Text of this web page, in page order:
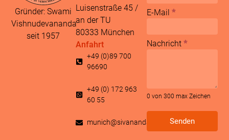
Gründer: Swami
Vishnudevananda
seit 1957
Luisenstraße 45 /
an der TU
80333 München
Anfahrt
+49 (0)89 700
96690
+49 (0) 172 963
60 55
munich@sivananda.net
E-Mail *
Nachricht *
0 von 300 max Zeichen
Senden